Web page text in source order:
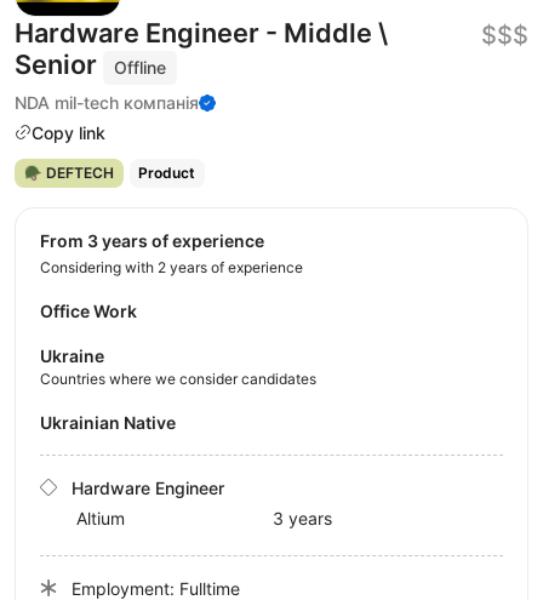
Hardware Engineer - Middle \
Senior
Offline
NDA mil-tech компанія
Copy link
$$$
🪖 DEFTECH Product
from 3 years of experience
Considering with 2 years of experience
Office Work
Ukraine
Countries where we consider candidates
Ukrainian Native
Hardware Engineer
Altium
3 years
Employment: Fulltime